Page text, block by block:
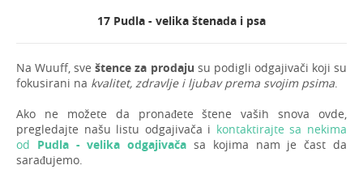
17 Pudla - velika štenada i psa
Na Wuuff, sveštence za prodaju su podigli odgajivači koji su
fokusirani na kvalitet, zdravlje i ljubav prema svojim psima.
Ako ne možete da pronađete štene vaših snova ovde,
pregledajte našu listu odgajivača i kontaktirajte sa nekima
od Pudla - velika odgajivača sa kojima nam je čast da
sarađujemo.